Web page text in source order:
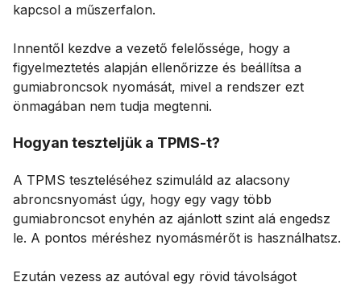
kapcsol a műszerfalon.
Innentől kezdve a vezető felelőssége, hogy a
figyelmeztetés alapján ellenőrizze és beállítsa a
gumiabroncsok nyomását, mivel a rendszer ezt
önmagában nem tudja megtenni.
Hogyan teszteljük a TPMS-t?
A TPMS teszteléséhez szimuláld az alacsony
abroncsnyomást úgy, hogy egy vagy több
gumiabroncsot enyhén az ajánlott szint alá engedsz
le. A pontos méréshez nyomásmérőt is használhatsz.
Ezután vezess az autóval egy rövid távolságot